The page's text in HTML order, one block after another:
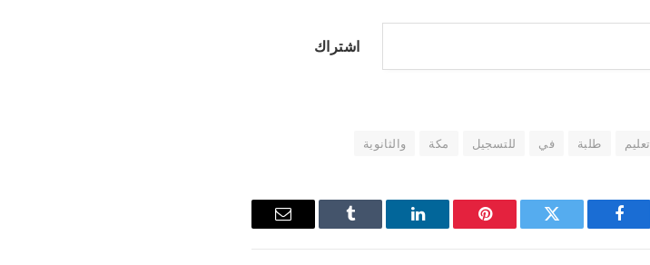
اشتراك
تعليم طلبة في للتسجيل مكة والثانوية
فيسبوك
تويتر بينتيريستلينكدإن Tumblr
البريد